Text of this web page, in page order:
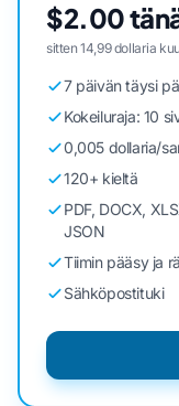
$2.00
sitten 14,99 dollaria
7 päivän täysi
Kokeiluraja: 10
0,005 dollaria/
120+ kieltä
PDF, DOCX,
JSON
Tiimin pääsy ja
Sähköpostituki